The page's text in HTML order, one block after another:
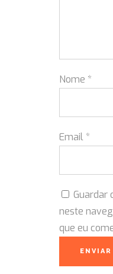
Nome *
Email *
Guardar
neste
que eu